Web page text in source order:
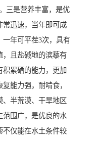
三是营养丰富，是优
常迅速，当年即可成
年可平茬3次，具有
，且盐碱地的滨藜有
累硒的能力，更加
能力强，耐啃食，
半荒漠、干旱地区
范围广，是优良的水
不仅能在水土条件较